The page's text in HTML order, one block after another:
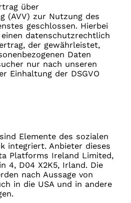
über
(AVV) zur Nutzung des
geschlossen. Hierbei
datenschutzrechtlich
der gewährleistet,
Daten
nur nach unseren
Einhaltung der DSGVO
Elemente des sozialen
integriert. Anbieter dieses
Platforms Ireland Limited,
4, D04 X2K5, Irland. Die
nach Aussage von
in die USA und in andere